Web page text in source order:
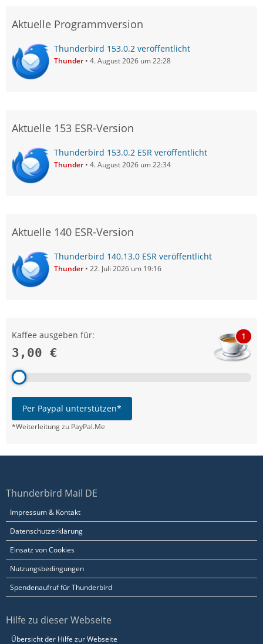
Aktuelle Programmversion
Thunderbird 153.0.2 veröffentlicht
Thunder 4. August 2026 um 22:28
Aktuelle 153 ESR-Version
Thunderbird 153.0.2 ESR veröffentlicht
Thunder 4. August 2026 um 22:34
Aktuelle 140 ESR-Version
Thunderbird 140.13.0 ESR veröffentlicht
Thunder 22. Juli 2026 um 19:16
Kaffee ausgeben für:
3,00 €
1
Per Paypal unterstützen*
*Weiterleitung zu PayPal.Me
Thunderbird Mail DE
Impressum & Kontakt
Datenschutzerklärung
Einsatz von Cookies
Nutzungsbedingungen
Spendenaufruf für Thunderbird
Hilfe zu dieser Webseite
Übersicht der Hilfe zur Webseite